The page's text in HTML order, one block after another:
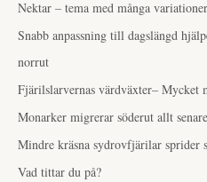
Nektar – tema med många variationer
Snabb anpassning till dagslängd
norrut
Fjärilslarvernas värdväxter– Mycket
Monarker migrerar söderut allt senare
Mindre kräsna sydrovfjärilar sprider
Vad tittar du på?